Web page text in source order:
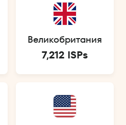
Великобритания
7,212 ISPs